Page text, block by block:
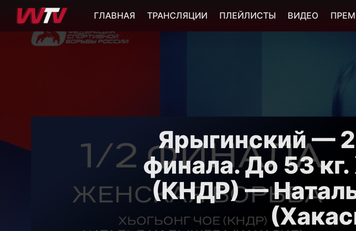
Ярыгинский —
финала. До 53
(КНДР) —
ГЛАВНАЯ ТРАНСЛЯЦИИ ПЛЕЙЛИСТЫ ВИДЕО